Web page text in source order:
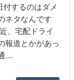
するのはダメ
ネタなんです
、宅配ドライ
報道とかがあっ
…